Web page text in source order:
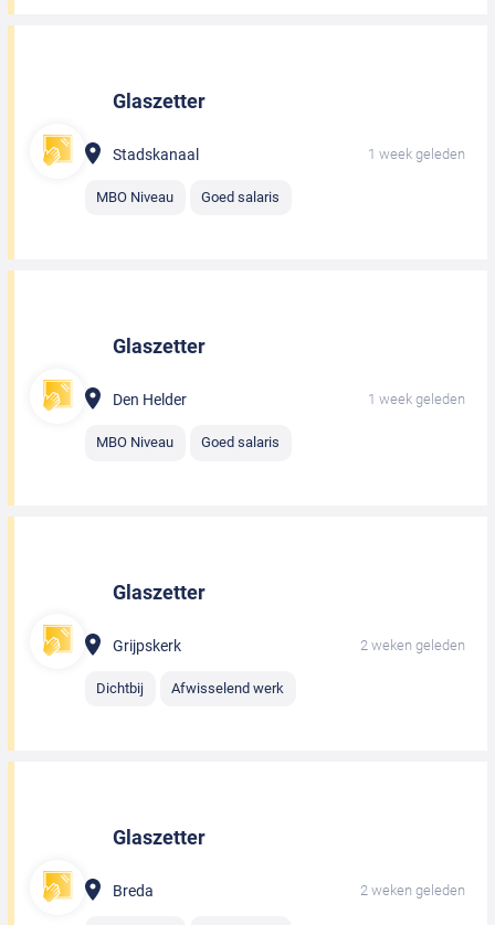
Glaszetter
Stadskanaal 1 week geleden
MBO Niveau Goed salaris
Glaszetter
Den Helder 1 week geleden
MBO Niveau Goed salaris
Glaszetter
Grijpskerk 2 weken geleden
Dichtbij Afwisselend werk
Glaszetter
Breda 2 weken geleden